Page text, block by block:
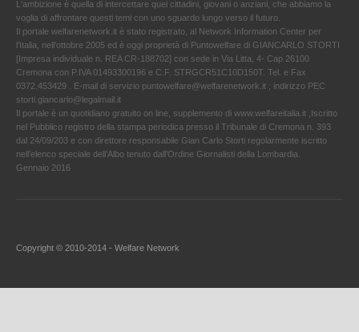
L'ambizione è quella di intercettare quei cittadini, giovani o anziani, che abbiamo la
voglia di affrontare questi temi con uno sguardo lungo verso il futuro.
Il portale welfarenetwork.it è stato registrato, al Network Information Center per
l'Italia, nell’ottobre 2005 ed è oggi proprietà di Puntowelfare di GIANCARLO STORTI
[Impresa individuale n. REA CR-188702] con sede in Via Litta, 4- Cap 26100
Cremona con P.IVA 01493300196 e C.F. STRGCR51C10D150T. Tel. e Fax
0372.453429 . E-mail di servizio puntowelfare@welfarenetwork.it ; indirizzo PEC
storti.giancarlo@legalmail.it
Il portale è un quotidiano gratuito on line, supplemento di www.welfareitalia.it ,Iscritto
nel Pubblico registro della stampa periodica presso il Tribunale di Cremona n. 393
dal 24/09/203 e con direttore responsabile Gian Carlo Storti regolarmente iscritto
nell’elenco speciale dell’Albo tenuto dall’Ordine Giornalisti della Lombardia.
Gennaio 2016
Copyright © 2010-2014 - Welfare Network